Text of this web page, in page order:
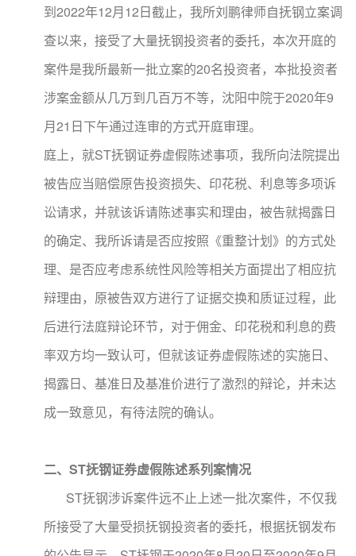
到2022年12月12日截止，我所刘鹏律师自抚钢立案调
查以来，接受了大量抚钢投资者的委托，本次开庭的
案件是我所最新一批立案的20名投资者，本批投资者
涉案金额从几万到几百万不等，沈阳中院于2020年9
月21日下午通过连审的方式开庭审理。
庭上，就ST抚钢证券虚假陈述事项，我所向法院提出
被告应当赔偿原告投资损失、印花税、利息等多项诉
讼请求，并就该诉请陈述事实和理由，被告就揭露日
的确定、我所诉请是否应按照《重整计划》的方式处
理、是否应考虑系统性风险等相关方面提出了相应抗
辩理由，原被告双方进行了证据交换和质证过程，此
后进行法庭辩论环节，对于佣金、印花税和利息的费
率双方均一致认可，但就该证券虚假陈述的实施日、
揭露日、基准日及基准价进行了激烈的辩论，并未达
成一致意见，有待法院的确认。
二、 ST抚钢证券虚假陈述系列案情况
ST抚钢涉诉案件远不止上述一批次案件，不仅我
所接受了大量受损抚钢投资者的委托，根据抚钢发布